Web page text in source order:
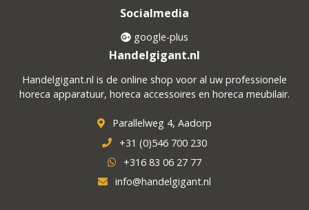
Socialmedia
google-plus
Handelgigant.nl
Handelgigant.nl is de online shop voor al uw professionele
horeca apparatuur, horeca accessoires en horeca meubilair.
Parallelweg 4, Aadorp
+31 (0)546 700 230
+316 83 06 27 77
info@handelgigant.nl